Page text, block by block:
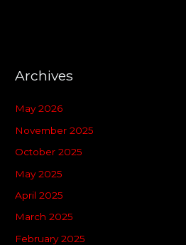
Archives
May 2026
November 2025
October 2025
May 2025
April 2025
March 2025
February 2025